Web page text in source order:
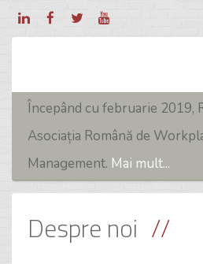
Începând cu februarie 2019,
Asociația Română de
Management. Mai mult...
Despre noi